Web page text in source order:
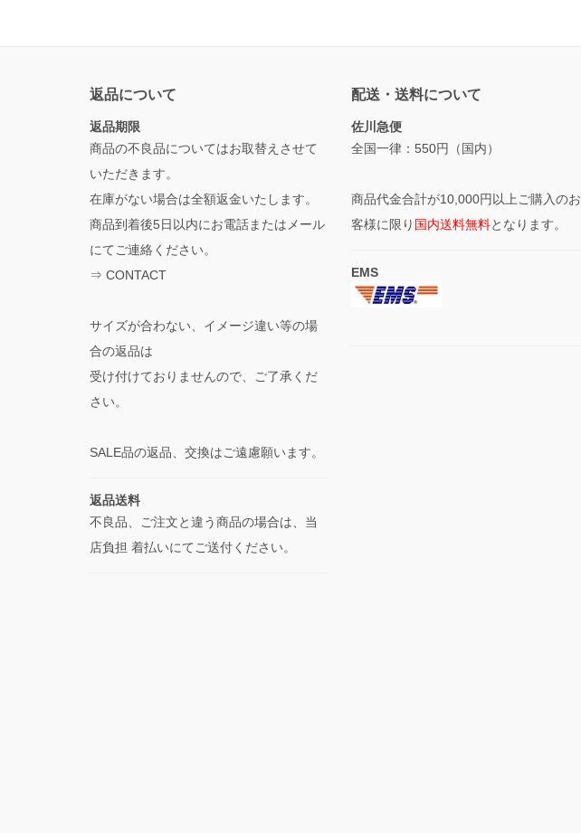
返品について
返品期限
商品の不良品についてはお取替えさせて
いただきます。
在庫がない場合は全額返金いたします。
商品到着後5日以内にお電話またはメール
にてご連絡ください。
⇒ CONTACT
サイズが合わない、イメージ違い等の場
合の返品は
受け付けておりませんので、ご了承くだ
さい。
SALE品の返品、交換はご遠慮願います。
返品送料
不良品、ご注文と違う商品の場合は、当
店負担 着払いにてご送付ください。
配送・送料について
佐川急便
全国一律：550円（国内）
商品代金合計が10,000円以上ご購入のお
客様に限り 国内送料無料となります。
EMS